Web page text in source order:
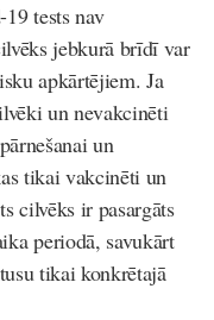
tests nav
jebkurā brīdī var
apkārtējiem. Ja
un nevakcinēti
un
tikai vakcinēti un
cilvēks ir pasargāts
periodā, savukārt
tikai konkrētajā